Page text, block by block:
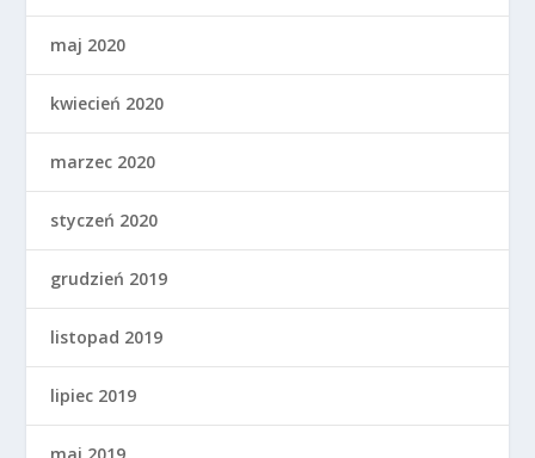
maj 2020
kwiecień 2020
marzec 2020
styczeń 2020
grudzień 2019
listopad 2019
lipiec 2019